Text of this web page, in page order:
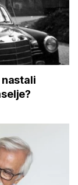
nastali